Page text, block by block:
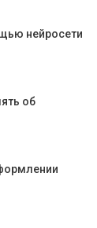
нейросети
об